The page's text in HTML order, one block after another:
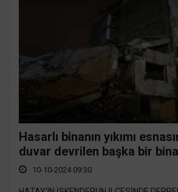
Hasarlı binanın yıkımı
duvar devrilen başka bir
10-10-2024 09:30